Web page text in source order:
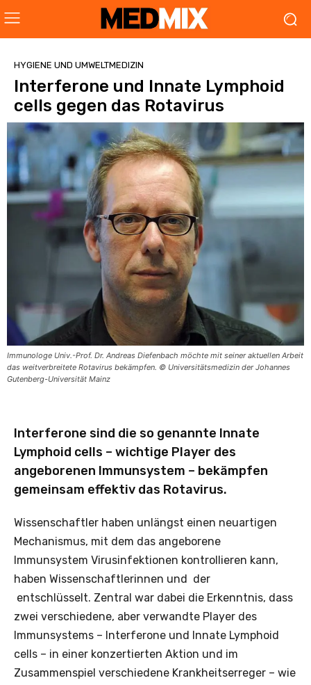
HYGIENE UND UMWELTMEDIZIN
Interferone und Innate Lymphoid
cells gegen das Rotavirus
Immunologe Univ.-Prof. Dr. Andreas Diefenbach möchte mit seiner aktuellen Arbeit
das weitverbreitete Rotavirus bekämpfen. © Universitätsmedizin der Johannes
Gutenberg-Universität Mainz
Interferone sind die so genannte Innate
Lymphoid cells – wichtige Player des
angeborenen Immunsystem – bekämpfen
gemeinsam effektiv das Rotavirus.
Wissenschaftler haben unlängst einen neuartigen
Mechanismus, mit dem das angeborene
Immunsystem Virusinfektionen kontrollieren kann,
haben Wissenschaftlerinnen und der
entschlüsselt. Zentral war dabei die Erkenntnis, dass
zwei verschiedene, aber verwandte Player des
Immunsystems – Interferone und Innate Lymphoid
cells – in einer konzertierten Aktion und im
Zusammenspiel verschiedene Krankheitserreger – wie